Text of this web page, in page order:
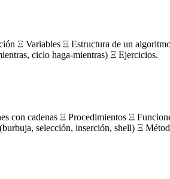
Ξ Variables Ξ Estructura de un
ciclo haga-mientras) Ξ Ejercicios.
con cadenas Ξ Procedimientos Ξ
selección, inserción, shell) Ξ